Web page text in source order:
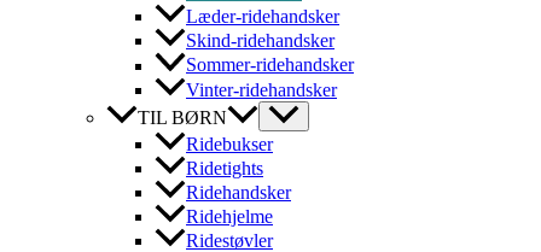
Læder-ridehandsker
Skind-ridehandsker
Sommer-ridehandsker
Vinter-ridehandsker
TIL BØRN
Ridebukser
Ridetights
Ridehandsker
Ridehjelme
Ridestøvler